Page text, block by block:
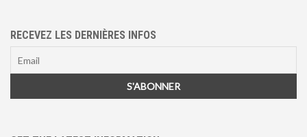
RECEVEZ LES DERNIÈRES INFOS